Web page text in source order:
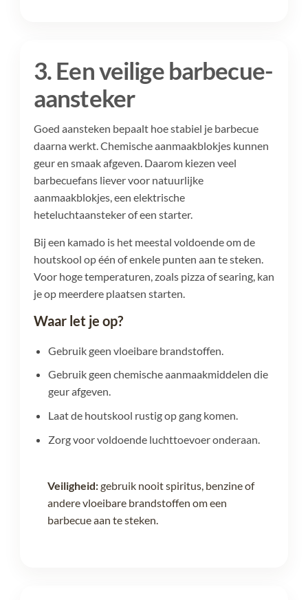
3. Een veilige barbecue-
aansteker
Goed aansteken bepaalt hoe stabiel je barbecue
daarna werkt. Chemische aanmaakblokjes kunnen
geur en smaak afgeven. Daarom kiezen veel
barbecuefans liever voor natuurlijke
aanmaakblokjes, een elektrische
heteluchtaansteker of een starter.
Bij een kamado is het meestal voldoende om de
houtskool op één of enkele punten aan te steken.
Voor hoge temperaturen, zoals pizza of searing, kan
je op meerdere plaatsen starten.
Waar let je op?
Gebruik geen vloeibare brandstoffen.
Gebruik geen chemische aanmaakmiddelen die
geur afgeven.
Laat de houtskool rustig op gang komen.
Zorg voor voldoende luchttoevoer onderaan.
Veiligheid:gebruik nooit spiritus, benzine of
andere vloeibare brandstoffen om een
barbecue aan te steken.